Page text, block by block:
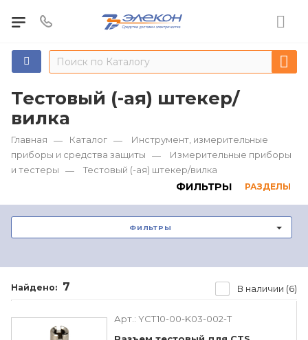
Тестовый (-ая) штекер/
вилка
Главная — Каталог —
Инструмент, измерительные
приборы и средства защиты
—
Измерительные приборы
и тестеры
— Тестовый (-ая) штекер/вилка
ФИЛЬТРЫ РАЗДЕЛЫ
ФИЛЬТРЫ
Найдено: 7 В наличии (6)
Арт.: YCT10-00-K03-002-T